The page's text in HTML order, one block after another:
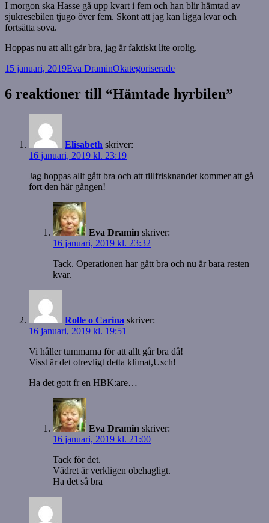
I morgon ska Hasse gå upp kvart i fem och han blir hämtad av
sjukresebilen tjugo över fem. Skönt att jag kan ligga kvar och
fortsätta sova.
Hoppas nu att allt går bra, jag är faktiskt lite orolig.
Postat
15 januari, 2019Författare
Eva DraminKategorier
Okategoriserade
6 reaktioner till “Hämtade hyrbilen”
Elisabeth skriver:
16 januari, 2019 kl. 23:19
Jag hoppas allt gått bra och att tillfrisknandet kommer att gå
fort den här gången!
Eva Dramin skriver:
16 januari, 2019 kl. 23:32
Tack. Operationen har gått bra och nu är bara resten
kvar.
Rolle o Carina skriver:
16 januari, 2019 kl. 19:51
Vi håller tummarna för att allt går bra då!
Visst är det otrevligt detta klimat,Usch!
Ha det gott fr en HBK:are…
Eva Dramin skriver:
16 januari, 2019 kl. 21:00
Tack för det.
Vädret är verkligen obehagligt.
Ha det så bra